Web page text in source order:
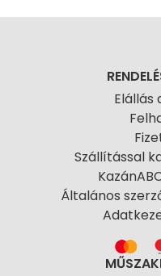
Elállás
Szállítással
Általános